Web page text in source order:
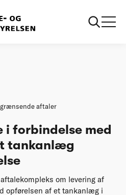
meddelt fritagelse
aftaler
i forbindelse med
tankanlæg
om levering af
opførelsen af et tankanlæg i